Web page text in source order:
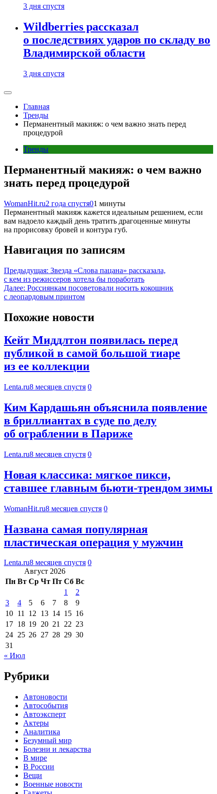
3 дня спустя
Wildberries рассказал
о последствиях ударов по складу во
Владимирской области
3 дня спустя
Главная
Тренды
Перманентный макияж: о чем важно знать перед
процедурой
Тренды
Перманентный макияж: о чем важно
знать перед процедурой
WomanHit.ru2 года спустя01 минуты
Перманентный макияж кажется идеальным решением, если
вам надоело каждый день тратить драгоценные минуты
на прорисовку бровей и контура губ.
Навигация по записям
Предыдущая: Звезда «Слова пацана» рассказала,
с кем из режиссеров хотела бы поработать
Далее: Россиянкам посоветовали носить кокошник
с леопардовым принтом
Похожие новости
Кейт Миддлтон появилась перед
публикой в самой большой тиаре
из ее коллекции
Lenta.ru8 месяцев спустя 0
Ким Кардашьян объяснила появление
в бриллиантах в суде по делу
об ограблении в Париже
Lenta.ru8 месяцев спустя 0
Новая классика: мягкое пикси,
ставшее главным бьюти-трендом зимы
WomanHit.ru8 месяцев спустя 0
Названа самая популярная
пластическая операция у мужчин
Lenta.ru8 месяцев спустя 0
Август 2026
Пн Вт Ср Чт Пт Сб Вс
1
2
3
4 5 6 7 8
9
10 11 12 13 14 15 16
17 18 19 20 21 22 23
24 25 26 27 28 29 30
31
« Июл
Рубрики
Автоновости
Автособытия
Автоэксперт
Актеры
Аналитика
Безумный мир
Болезни и лекарства
В мире
В России
Вещи
Военные новости